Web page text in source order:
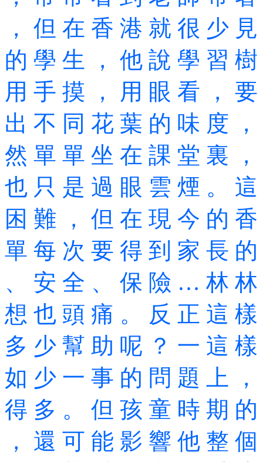
， 但 在 香 港 就 很 少
的 學 生 ， 他 說 學 習
用 手 摸 ， 用 眼 看 ，
出 不 同 花 葉 的 味 度
然 單 單 坐 在 課 堂 裏
也 只 是 過 眼 雲 煙 。
困 難 ， 但 在 現 今 的
單 每 次 要 得 到 家 長
、 安 全 、 保 險 … 林
想 也 頭 痛 。 反 正 這
多 少 幫 助 呢 ？ 一 這
如 少 一 事 的 問 題 上
得 多 。 但 孩 童 時 期
， 還 可 能 影 響 他 整